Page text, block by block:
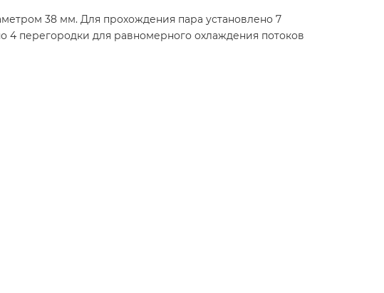
38 мм. Для прохождения пара установлено 7
перегородки для равномерного охлаждения потоков